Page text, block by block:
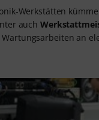
Werkstätten
auch
an